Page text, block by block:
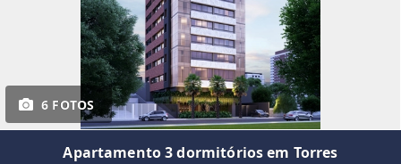
6 FOTOS
Apartamento 3 dormitórios em Torres